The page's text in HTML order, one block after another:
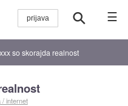
☰
so skorajda realnost
/ internet